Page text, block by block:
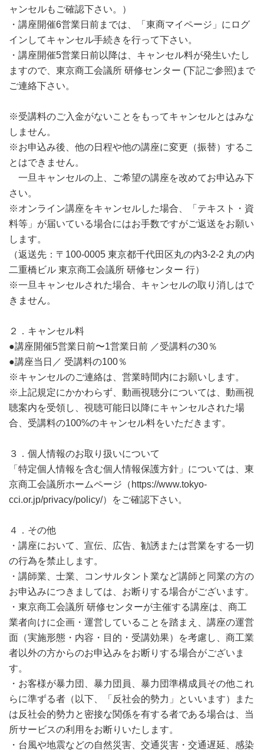
ャンセルもご確認下さい。）
・講座開催6営業日前までは、「東商マイページ」にログ
インしてキャンセル手続きを行って下さい。
・講座開催5営業日前以降は、キャンセル料が発生いたし
ますので、東京商工会議所 研修センター (下記ご参照)まで
ご連絡下さい。
※受講料のご入金がないことをもってキャンセルとはみな
しません。
※お申込み後、他の日程や他の講座に変更（振替）するこ
とはできません。
一旦キャンセルの上、ご希望の講座を改めてお申込み下
さい。
※オンライン講座をキャンセルした場合、「テキスト・資
料等」が届いている場合にはお手数ですがご返送をお願い
します。
（返送先：〒100-0005 東京都千代田区丸の内3-2-2 丸の内
二重橋ビル 東京商工会議所 研修センター 行）
※一旦キャンセルされた場合、キャンセルの取り消しはで
きません。
２．キャンセル料
●講座開催5営業日前〜1営業日前 ／受講料の30％
●講座当日／ 受講料の100％
※キャンセルのご連絡は、営業時間内にお願いします。
※上記規定にかかわらず、動画視聴分については、動画視
聴案内を受領し、視聴可能日以降にキャンセルされた場
合、受講料の100%のキャンセル料をいただきます。
３．個人情報のお取り扱いについて
「特定個人情報を含む個人情報保護方針」については、東
京商工会議所ホームページ（https://www.tokyo-
cci.or.jp/privacy/policy/）をご確認下さい。
４．その他
・講座において、宣伝、広告、勧誘または営業をする一切
の行為を禁止します。
・講師業、士業、コンサルタント業など講師と同業の方の
お申込みにつきましては、お断りする場合がございます。
・東京商工会議所 研修センターが主催する講座は、商工
業者向けに企画・運営していることを踏まえ、講座の運営
面（実施形態・内容・目的・受講効果）を考慮し、商工業
者以外の方からのお申込みをお断りする場合がございま
す。
・お客様が暴力団、暴力団員、暴力団準構成員その他これ
らに準ずる者（以下、「反社会的勢力」といいます）また
は反社会的勢力と密接な関係を有する者である場合は、当
所サービスの利用をお断りいたします。
・台風や地震などの自然災害、交通災害・交通遅延、感染